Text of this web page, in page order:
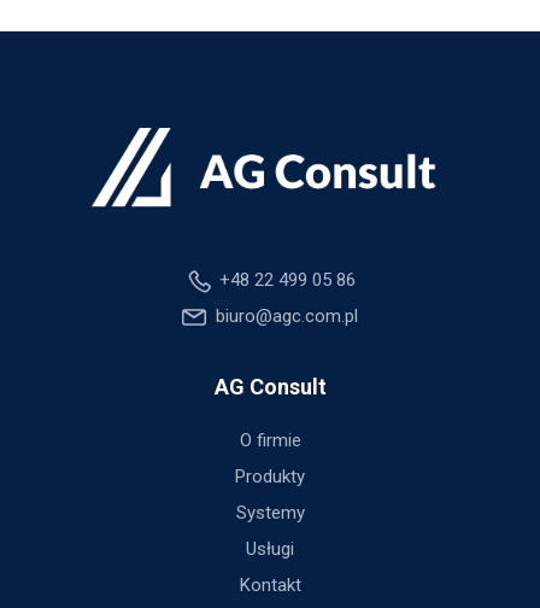
+48 22 499 05 86
biuro@agc.com.pl
AG Consult
O firmie
Produkty
Systemy
Usługi
Kontakt